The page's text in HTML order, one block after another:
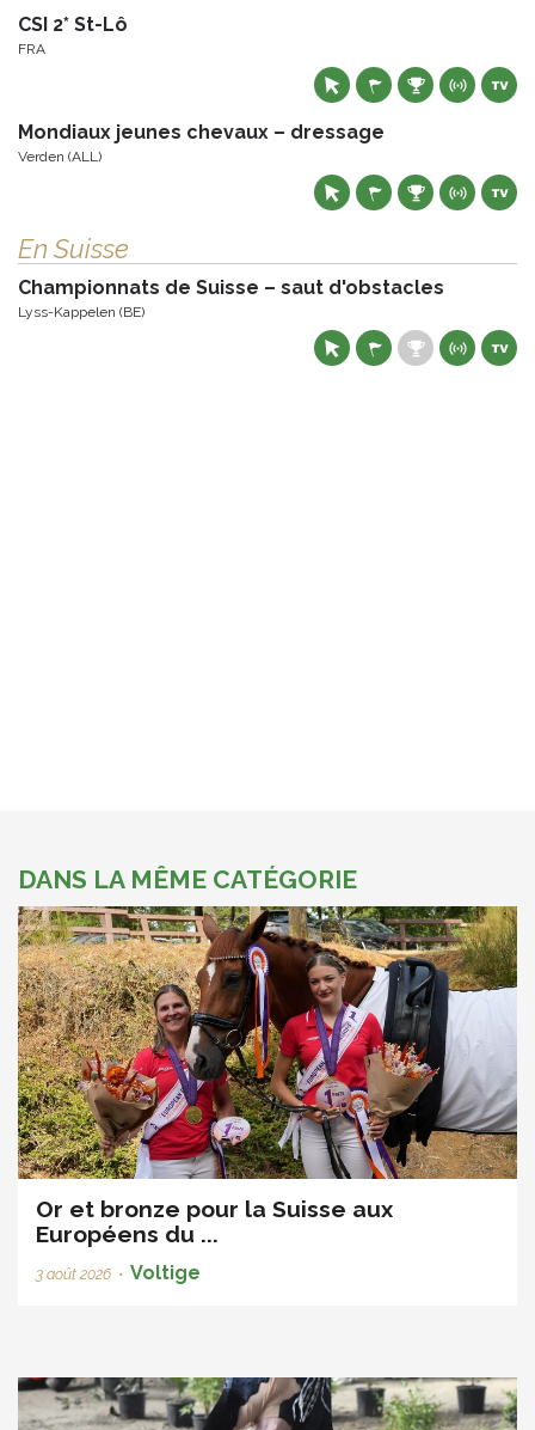
CSI 2* St-Lô
FRA
Mondiaux jeunes chevaux – dressage
Verden (ALL)
En Suisse
Championnats de Suisse – saut d'obstacles
Lyss-Kappelen (BE)
DANS LA MÊME CATÉGORIE
Or et bronze pour la Suisse aux
Européens du ...
3 août 2026 • Voltige